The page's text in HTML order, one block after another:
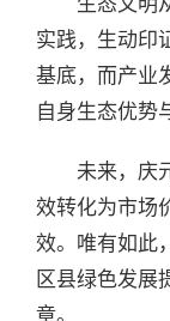
实践，生动印
基底，而产业
自身生态优势
未来，庆
效转化为市场
效。唯有如此
区县绿色发展
章。